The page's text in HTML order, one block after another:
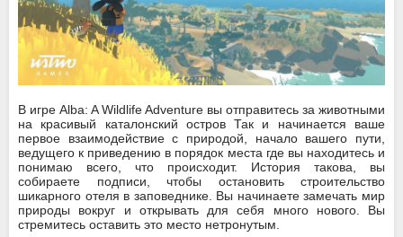
В игре Alba: A Wildlife Adventure вы отправитесь за животными
на красивый каталонский остров Так и начинается ваше
первое взаимодействие с природой, начало вашего пути,
ведущего к приведению в порядок места где вы находитесь и
понимаю всего, что происходит. История такова, вы
собираете подписи, чтобы остановить строительство
шикарного отеля в заповеднике. Вы начинаете замечать мир
природы вокруг и открывать для себя много нового. Вы
стремитесь оставить это место нетронутым.